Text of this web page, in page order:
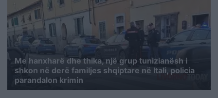
Me hanxharë dhe thika, një grup tunizianësh i
shkon në derë familjes shqiptare në Itali, policia
parandalon krimin